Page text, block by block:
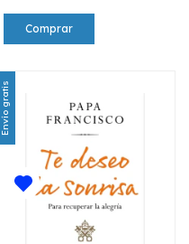
Envío gratis